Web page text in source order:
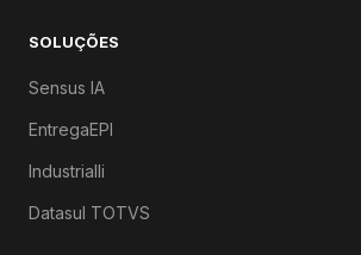
SOLUÇÕES
Sensus IA
EntregaEPI
Industrialli
Datasul TOTVS